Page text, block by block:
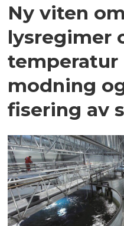
Ny viten
lys­regimer
modning
fisering av